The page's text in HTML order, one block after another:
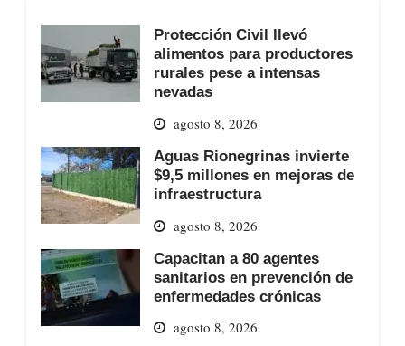
Protección Civil llevó
alimentos para productores
rurales pese a intensas
nevadas
agosto 8, 2026
Aguas Rionegrinas invierte
$9,5 millones en mejoras de
infraestructura
agosto 8, 2026
Capacitan a 80 agentes
sanitarios en prevención de
enfermedades crónicas
agosto 8, 2026